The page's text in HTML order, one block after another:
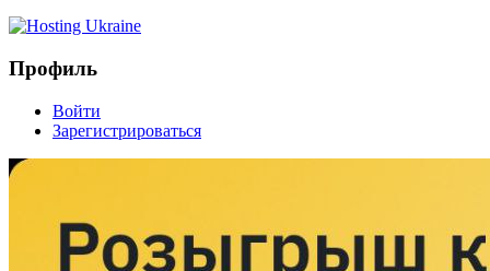
Профиль
Войти
Зарегистрироваться